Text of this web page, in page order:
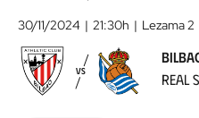
Athletic
-
Real
Sociedad
30/11/2024 21:30h Lezama 2
VS
REAL